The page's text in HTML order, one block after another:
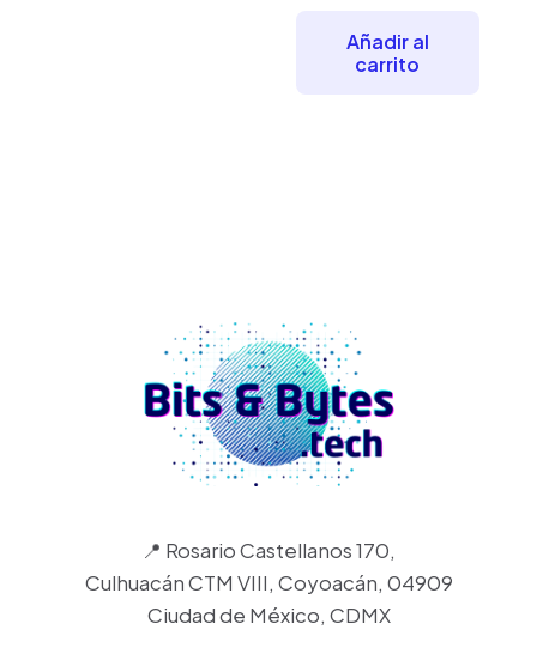
Añadir al
carrito
📍 Rosario Castellanos 170,
Culhuacán CTM VIII, Coyoacán, 04909
Ciudad de México, CDMX